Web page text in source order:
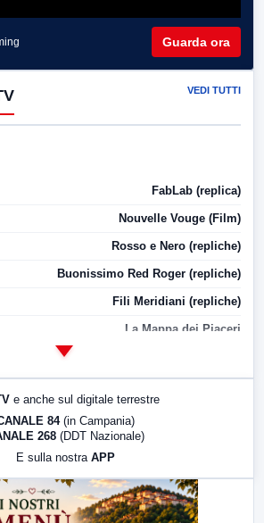
Guarda ora
VEDI TUTTI
FabLab (replica)
Nouvelle Vouge (Film)
Rosso e Nero (repliche)
Buonissimo Red Roger (repliche)
Fili Meridiani (repliche)
La Mappa dei Piaceri
LabNews (replica)
LabNews (replica)
e anche sul digitale terrestre
84 (in Campania)
268 (DDT Nazionale)
E sulla nostra APP